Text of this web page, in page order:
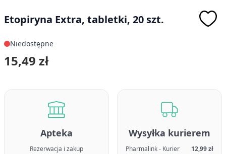
Etopiryna Extra, tabletki, 20 szt.
Niedostępne
15,49 zł
Apteka
Rezerwacja i zakup
Wysyłka kurierem
Pharmalink - Kurier
12,99 zł